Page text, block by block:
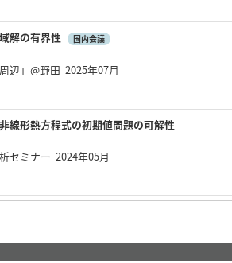
解の有界性 国内会議
辺」@野田 2025年07月
線形熱方程式の初期値問題の可解性
セミナー 2024年05月